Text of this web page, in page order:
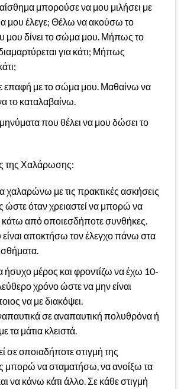
μπορούσε να μου μιλήσει με
μου έλεγε; Θέλω να ακούσω το
μου δίνει το σώμα μου. Μήπως το
για κάτι; Μήπως
επαφή με το σώμα μου. Μαθαίνω να
το καταλαβαίνω.
που θέλει να μου δώσει το
της Χαλάρωσης:
χαλαρώνω με τις πρακτικές ασκήσεις
όταν χρειαστεί να μπορώ να
από οποιεσδήποτε συνθήκες.
είναι αποκτήσω τον έλεγχο πάνω στα
ήσυχο μέρος και φροντίζω να έχω 10-
χρόνο ώστε να μην είναι
να με διακόψει.
σε αναπαυτική πολυθρόνα ή
τα μάτια κλειστά.
σε οποιαδήποτε στιγμή της
μπορώ να σταματήσω, να ανοίξω τα
να κάνω κάτι άλλο. Σε κάθε στιγμή